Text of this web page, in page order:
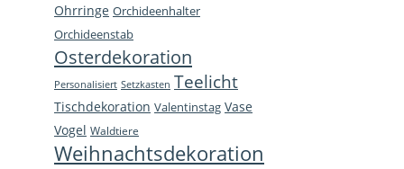
Ohrringe Orchideenhalter
Orchideenstab
Osterdekoration
Personalisiert Setzkasten Teelicht
Tischdekoration Valentinstag Vase
Vogel Waldtiere
Weihnachtsdekoration